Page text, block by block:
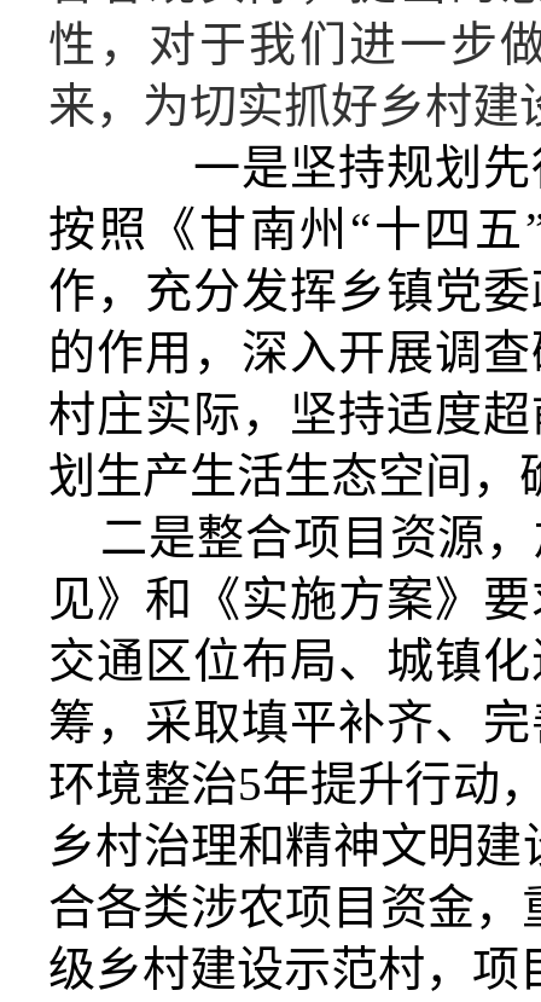
性，对于我们进一步
来，为切实抓好乡村
一是坚持规划先
按照《甘南州“十四
作， 充分发挥乡镇党
的作用，深入开展调
村庄实际，坚持适度
划生产生活生态空间 ，
二是整合项目资源
见》和《实施方案》
交通区位布局、城镇
筹，采取填平补齐、
环境整治5年提升行动
乡村治理和精神文明
合各类涉农项目资金，
级乡村建设示范村，项